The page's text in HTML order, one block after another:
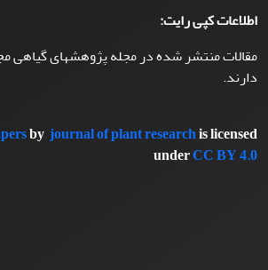
اطلاعات کپی رایت:
مقالات منتشر شده در مجله پژوهشهای گیاهی
دارند.
byjournal of plant researchis licensed
underCC BY 4.0